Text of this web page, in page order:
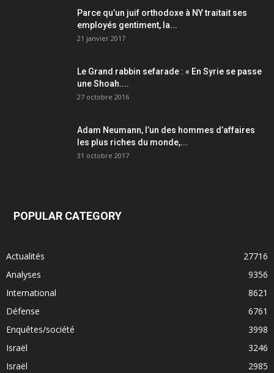
Parce qu’un juif orthodoxe à NY traitait ses
employés gentiment, la...
21 janvier 2017
Le Grand rabbin sefarade : « En Syrie se passe
une Shoah....
27 octobre 2016
Adam Neumann, l’un des hommes d’affaires
les plus riches du monde,...
31 octobre 2017
POPULAR CATEGORY
Actualités
27716
Analyses
9356
International
8621
Défense
6761
Enquêtes/société
3998
Israël
3246
Israël
2985